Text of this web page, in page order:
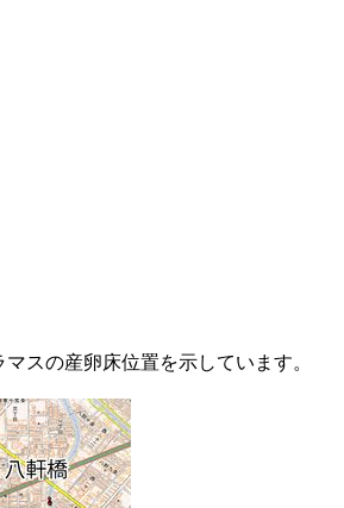
スの産卵床位置を示しています。